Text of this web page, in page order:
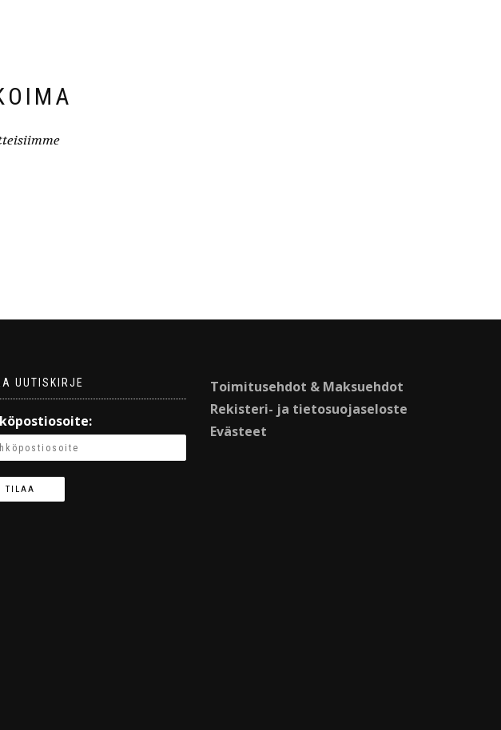
UUTISKIRJE
Toimitusehdot & Maksuehdot
Rekisteri- ja tietosuojaseloste
Evästeet